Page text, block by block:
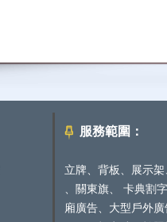
服務範圍：
立牌、背板、展示
、關東旗、 卡典割
廂廣告、大型戶外